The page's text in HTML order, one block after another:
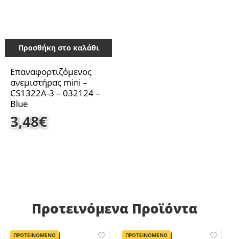
Προσθήκη στο καλάθι
Επαναφορτιζόμενος
ανεμιστήρας mini –
CS1322A-3 – 032124 –
Blue
3,48€
Προτεινόμενα Προϊόντα
ΠΡΟΤΕΙΝΟΜΕΝΟ ΠΡΟΤΕΙΝΟΜΕΝΟ